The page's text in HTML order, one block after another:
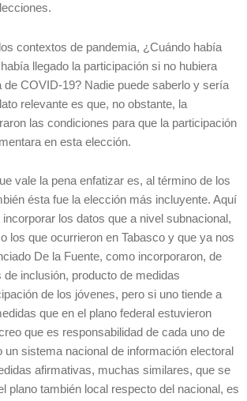
contextos de pandemia, ¿Cuándo había
llegado la participación si no hubiera
de COVID-19? Nadie puede saberlo y sería
relevante es que, no obstante, la
las condiciones para que la participación
en esta elección.
vale la pena enfatizar es, al término de los
ésta fue la elección más incluyente. Aquí
los datos que a nivel subnacional,
los que ocurrieron en Tabasco y que ya nos
De la Fuente, como incorporaron, de
de inclusión, producto de medidas
de los jóvenes, pero si uno tiende a
que en el plano federal estuvieron
que es responsabilidad de cada uno de
un sistema nacional de información electoral
afirmativas, muchas similares, que se
plano también local respecto del nacional, es